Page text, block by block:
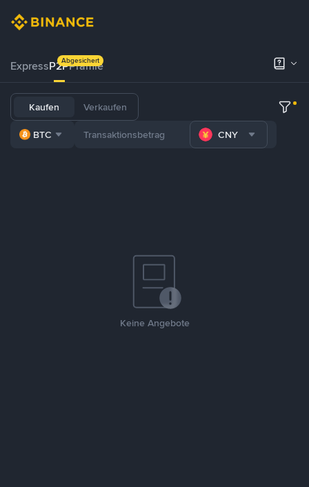
ExpressP2PPrämie
Abgesichert
Kaufen Verkaufen
BTC CNY
Keine Angebote